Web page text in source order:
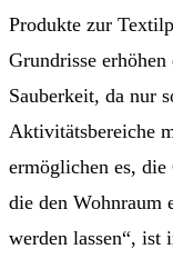
Produkte zur
Grundrisse
Sauberkeit, da nur
Aktivitätsbereiche
ermöglichen es,
die den Wohnraum
werden lassen“, ist